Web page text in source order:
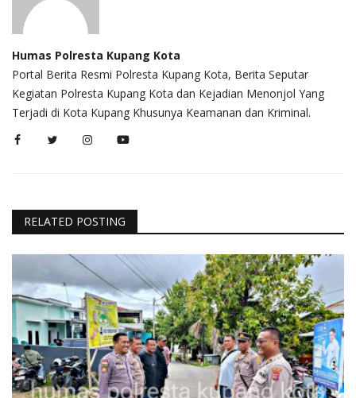
Humas Polresta Kupang Kota
Portal Berita Resmi Polresta Kupang Kota, Berita Seputar
Kegiatan Polresta Kupang Kota dan Kejadian Menonjol Yang
Terjadi di Kota Kupang Khusunya Keamanan dan Kriminal.
RELATED POSTING